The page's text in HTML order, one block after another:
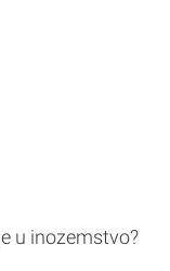
u inozemstvo?